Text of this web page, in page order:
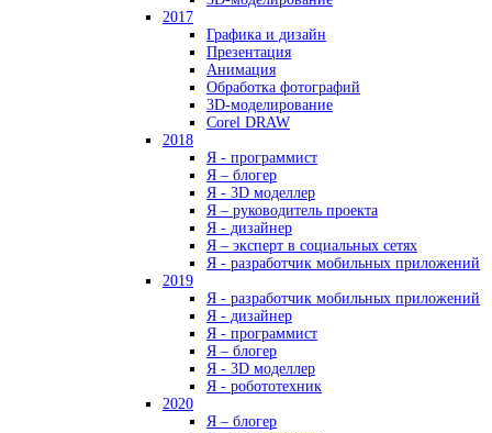
2017
Графика и дизайн
Презентация
Анимация
Обработка фотографий
3D-моделирование
Corel DRAW
2018
Я - программист
Я – блогер
Я - 3D моделлер
Я – руководитель проекта
Я - дизайнер
Я – эксперт в социальных сетях
Я - разработчик мобильных приложений
2019
Я - разработчик мобильных приложений
Я - дизайнер
Я - программист
Я – блогер
Я - 3D моделлер
Я - робототехник
2020
Я – блогер